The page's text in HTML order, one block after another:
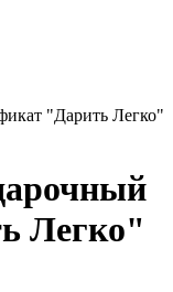
"Дарить Легко"
Легко"